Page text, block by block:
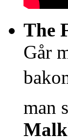
The
Går
man